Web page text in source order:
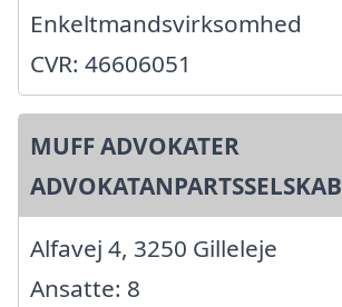
Enkeltmandsvirksomhed
CVR: 46606051
MUFF ADVOKATER
ADVOKATANPARTSSELSKAB
Alfavej 4, 3250 Gilleleje
Ansatte: 8